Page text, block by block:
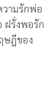
ามรักพ่อ
ฝรั่งพอรัก
ษฎีของ